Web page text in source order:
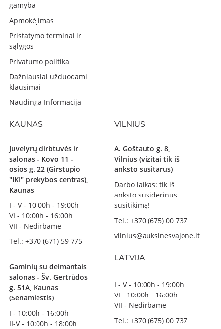
gamyba
Apmokėjimas
Pristatymo terminai ir
sąlygos
Privatumo politika
Dažniausiai užduodami
klausimai
Naudinga Informacija
KAUNAS
Juvelyrų dirbtuvės ir
salonas - Kovo 11 -
osios g. 22 (Girstupio
"IKI" prekybos centras),
Kaunas
I - V - 10:00h - 19:00h
VI - 10:00h - 16:00h
VII - Nedirbame
Tel.: +370 (671) 59 775
Gaminių su deimantais
salonas - Šv. Gertrūdos
g. 51A, Kaunas
(Senamiestis)
I - 10:00h - 16:00h
II-V - 10:00h - 18:00h
VILNIUS
A. Goštauto g. 8,
Vilnius (vizitai tik iš
anksto susitarus)
Darbo laikas: tik iš
anksto susiderinus
susitikimą!
Tel.: +370 (675) 00 737
vilnius@auksinesvajone.lt
LATVIJA
I - V - 10:00h - 19:00h
VI - 10:00h - 16:00h
VII - Nedirbame
Tel.: +370 (675) 00 737